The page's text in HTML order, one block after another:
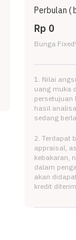
Perbulan (
Rp 0
Bunga Fixed
1. Nilai
uang muka
persetujuan
hasil
sedang
2. Terdapat
appraisal,
kebakaran,
dalam
akan
kredit